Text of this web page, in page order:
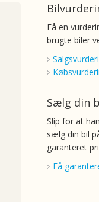
Få en
brugte biler
Sælg din
Slip for at
sælg din bil
garanteret
Få